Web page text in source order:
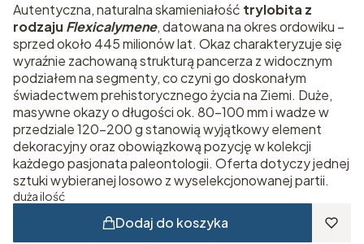
Autentyczna, naturalna skamieniałość trylobita z
rodzaju Flexicalymene, datowana na okres ordowiku –
sprzed około 445 milionów lat. Okaz charakteryzuje się
wyraźnie zachowaną strukturą pancerza z widocznym
podziałem na segmenty, co czyni go doskonałym
świadectwem prehistorycznego życia na Ziemi. Duże,
masywne okazy o długości ok. 80–100 mm i wadze w
przedziale 120–200 g stanowią wyjątkowy element
dekoracyjny oraz obowiązkową pozycję w kolekcji
każdego pasjonata paleontologii. Oferta dotyczy jednej
sztuki wybieranej losowo z wyselekcjonowanej partii.
duża ilość
Dodaj do koszyka